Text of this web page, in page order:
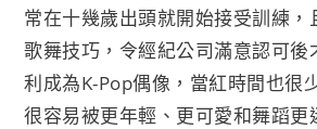
常在十幾歲出頭就開始接受訓練，
歌舞技巧，令經紀公司滿意認可後
利成為K-Pop偶像，當紅時間也很
很容易被更年輕、更可愛和舞蹈更